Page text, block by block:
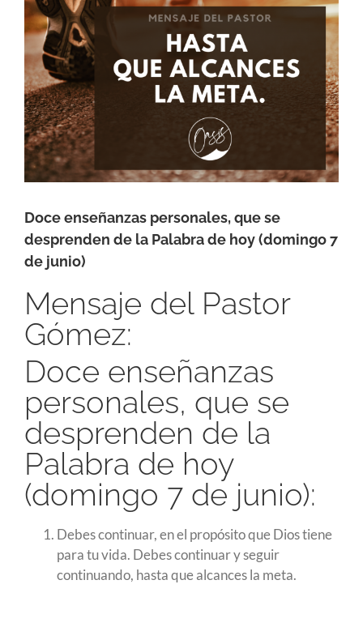
Doce enseñanzas personales, que se
desprenden de la Palabra de hoy (domingo 7
de junio)
Mensaje del Pastor
Gómez:
Doce enseñanzas
personales, que se
desprenden de la
Palabra de hoy
(domingo 7 de junio):
Debes continuar, en el propósito que Dios tiene
para tu vida. Debes continuar y seguir
continuando, hasta que alcances la meta.